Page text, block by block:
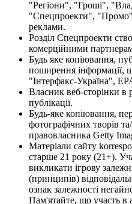
"Регіони", "Гроші",
"Спецпроекти", "Промо"
реклами.
Розділ Спецпроекти
комерційними
Будь яке копіювання,
поширення інформації,
"Інтерфакс-Україна",
Власник веб-сторінки в
публікації.
Будь-яке копіювання,
фотографічних творів
правовласника Getty
Матеріали сайту
старше 21 року (21+).
викликати ігрову
(принципів)
ознак залежності
Пам'ятайте, що участь в